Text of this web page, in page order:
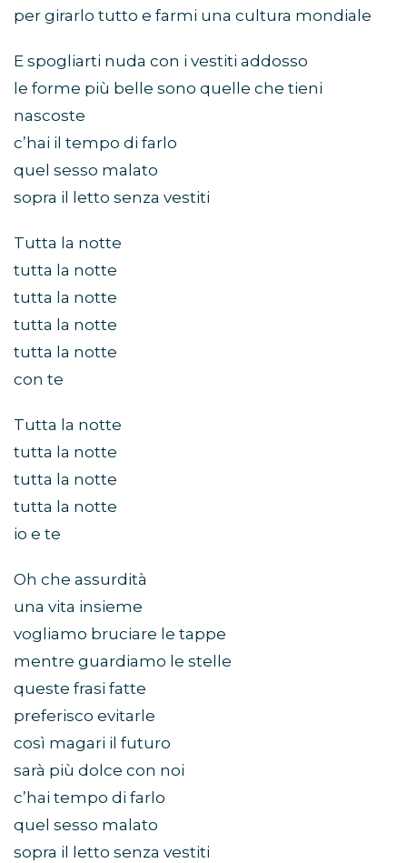
per girarlo tutto e farmi una cultura mondiale
E spogliarti nuda con i vestiti addosso
le forme più belle sono quelle che tieni
nascoste
c’hai il tempo di farlo
quel sesso malato
sopra il letto senza vestiti
Tutta la notte
tutta la notte
tutta la notte
tutta la notte
tutta la notte
con te
Tutta la notte
tutta la notte
tutta la notte
tutta la notte
io e te
Oh che assurdità
una vita insieme
vogliamo bruciare le tappe
mentre guardiamo le stelle
queste frasi fatte
preferisco evitarle
così magari il futuro
sarà più dolce con noi
c’hai tempo di farlo
quel sesso malato
sopra il letto senza vestiti